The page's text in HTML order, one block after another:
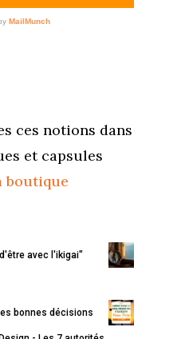
ces notions dans
et capsules
boutique
avec l'ikigai"
bonnes décisions